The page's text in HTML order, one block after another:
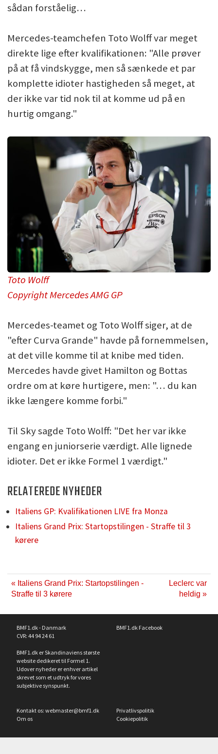
sådan forståelig…
Mercedes-teamchefen Toto Wolff var meget
direkte lige efter kvalifikationen: "Alle prøver
på at få vindskygge, men så sænkede et par
komplette idioter hastigheden så meget, at
der ikke var tid nok til at komme ud på en
hurtig omgang."
Toto Wolff
Copyright Mercedes AMG GP
Mercedes-teamet og Toto Wolff siger, at de
"efter Curva Grande" havde på fornemmelsen,
at det ville komme til at knibe med tiden.
Mercedes havde givet Hamilton og Bottas
ordre om at køre hurtigere, men: "… du kan
ikke længere komme forbi."
Til Sky sagde Toto Wolff: "Det her var ikke
engang en juniorserie værdigt. Alle lignede
idioter. Det er ikke Formel 1 værdigt."
RELATEREDE NYHEDER
Italiens GP: Kvalifikationen LIVE fra Monza
Italiens Grand Prix: Startopstilingen - Straffe til 3
kørere
« Italiens Grand Prix: Startopstilingen -
Straffe til 3 kørere
Leclerc var
heldig »
BMF1.dk - Danmark
CVR: 44 94 24 61
BMF1.dk er Skandinaviens største
website dedikeret til Formel 1.
Udover nyheder er enhver artikel
skrevet som et udtryk for vores
subjektive synspunkt.
BMF1.dk Facebook
Kontakt os: webmaster@bmf1.dk
Om os
Privatlivspolitik
Cookiepolitik